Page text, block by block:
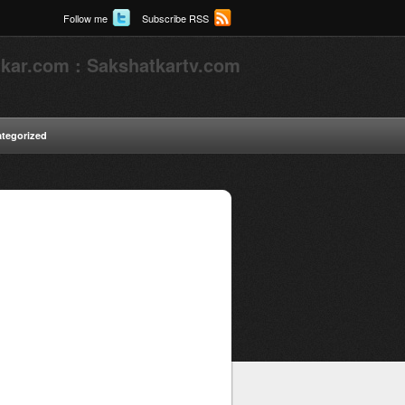
Follow me Subscribe RSS
: Sakshatkartv.com